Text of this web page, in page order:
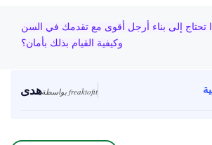
تحتاج إلى بناء أرجل أقوى مع تقدمك في السن
وكيفية القيام بذلك بأمان؟
هدى بواسطة freaktofit